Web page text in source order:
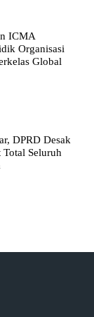
ICMA
Organisasi
Global
DPRD Desak
Seluruh